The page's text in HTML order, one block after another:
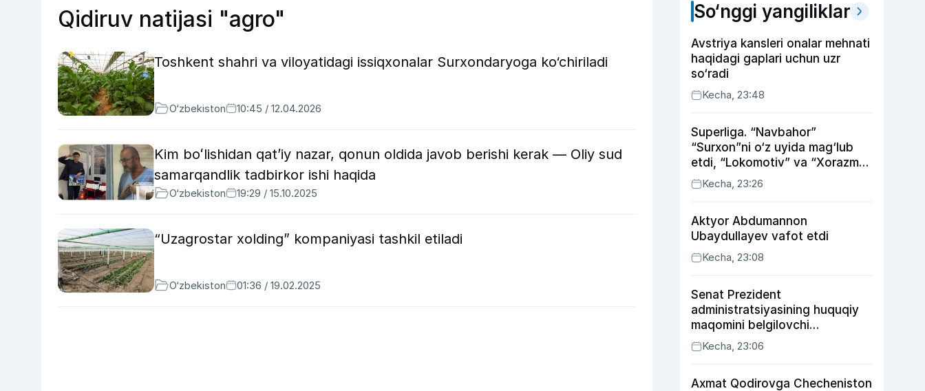
Qidiruv natijasi "agro"
Toshkent shahri va viloyatidagi issiqxonalar Surxondaryoga ko‘chiriladi
O‘zbekiston 10:45 / 12.04.2026
Kim boʻlishidan qatʼiy nazar, qonun oldida javob berishi kerak — Oliy sud
samarqandlik tadbirkor ishi haqida
O‘zbekiston 19:29 / 15.10.2025
“Uzagrostar xolding” kompaniyasi tashkil etiladi
O‘zbekiston 01:36 / 19.02.2025
So‘nggi yangiliklar
Avstriya kansleri onalar mehnati
haqidagi gaplari uchun uzr
so‘radi
Kecha, 23:48
Superliga. “Navbahor”
“Surxon”ni o‘z uyida mag‘lub
etdi, “Lokomotiv” va “Xorazm”
uyda g‘alaba qozondi
Kecha, 23:26
Aktyor Abdu­mannon
Ubaydullayev vafot etdi
Kecha, 23:08
Senat Prezident
administratsiyasining huquqiy
maqomini belgilovchi
konstitutsiyaviy qonunni
ma’qulladi
Kecha, 23:06
Axmat Qodirovga Checheniston